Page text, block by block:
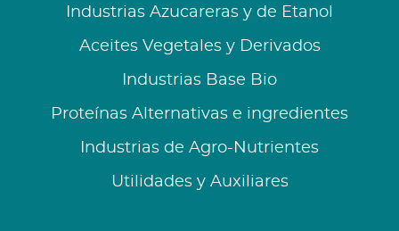
Industrias Azucareras y de Etanol
Aceites Vegetales y Derivados
Industrias Base Bio
Proteínas Alternativas e ingredientes
Industrias de Agro-Nutrientes
Utilidades y Auxiliares